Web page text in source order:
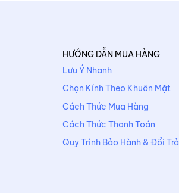
HƯỚNG DẪN MUA HÀNG
Lưu Ý Nhanh
Chọn Kính Theo Khuôn Mặt
Cách Thức Mua Hàng
Cách Thức Thanh Toán
Quy Trình Bảo Hành & Đổi Trả